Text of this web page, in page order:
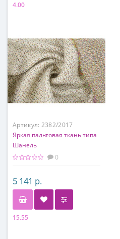
4.00
Артикул: 2382/2017
Яркая пальтовая ткань типа
Шанель
0
5 141 р.
15.55